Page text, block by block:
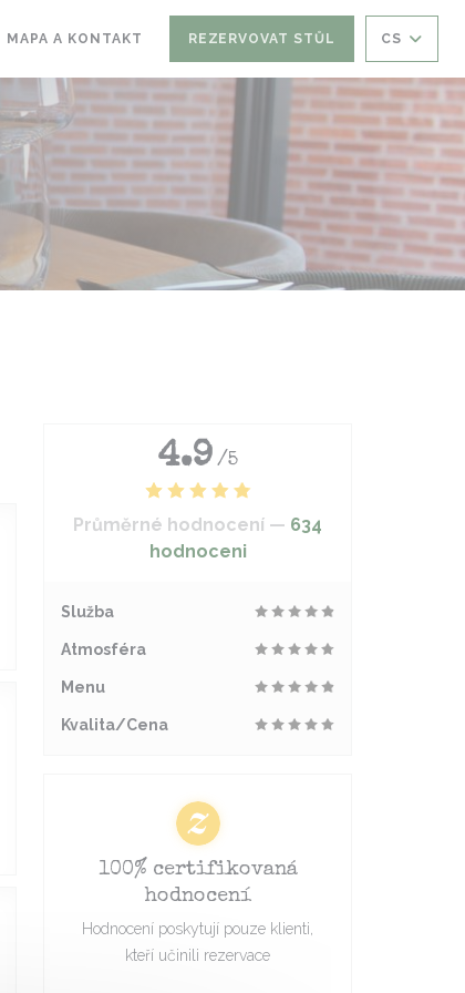
MAPA A KONTAKT REZERVOVAT STŮL CS
4.9 /5
Průměrné hodnocení — 634
hodnoceni
Služba
Atmosféra
Menu
Kvalita/Cena
100% certifikovaná
hodnocení
Hodnocení poskytují pouze klienti,
kteří učinili rezervace